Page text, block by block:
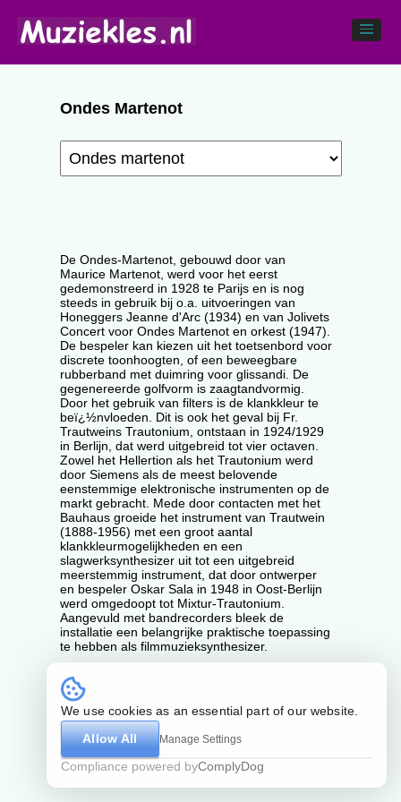
Ondes Martenot
De Ondes-Martenot, gebouwd door van
Maurice Martenot, werd voor het eerst
gedemonstreerd in 1928 te Parijs en is nog
steeds in gebruik bij o.a. uitvoeringen van
Honeggers Jeanne d'Arc (1934) en van Jolivets
Concert voor Ondes Martenot en orkest (1947).
De bespeler kan kiezen uit het toetsenbord voor
discrete toonhoogten, of een beweegbare
rubberband met duimring voor glissandi. De
gegenereerde golfvorm is zaagtandvormig.
Door het gebruik van filters is de klankkleur te
beï¿½nvloeden. Dit is ook het geval bij Fr.
Trautweins Trautonium, ontstaan in 1924/1929
in Berlijn, dat werd uitgebreid tot vier octaven.
Zowel het Hellertion als het Trautonium werd
door Siemens als de meest belovende
eenstemmige elektronische instrumenten op de
markt gebracht. Mede door contacten met het
Bauhaus groeide het instrument van Trautwein
(1888-1956) met een groot aantal
klankkleurmogelijkheden en een
slagwerksynthesizer uit tot een uitgebreid
meerstemmig instrument, dat door ontwerper
en bespeler Oskar Sala in 1948 in Oost-Berlijn
werd omgedoopt tot Mixtur-Trautonium.
Aangevuld met bandrecorders bleek de
installatie een belangrijke praktische toepassing
te hebben als filmmuzieksynthesizer.
Algemene voorwaarden by Guz
We use cookies as an essential part of our website.
Allow All
Manage Settings
Compliance powered byComplyDog